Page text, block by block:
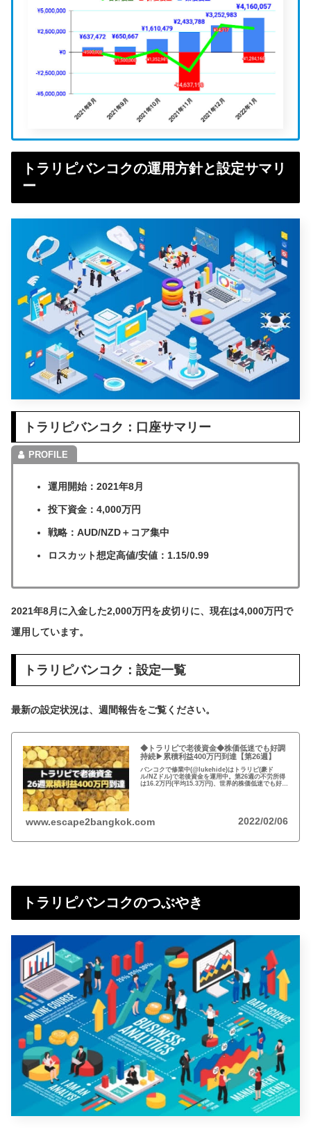
トラリピバンコクの運用方針と設定サマリ
ー
トラリピバンコク：口座サマリー
運用開始：2021年8月
投下資金：4,000万円
戦略：AUD/NZD＋コア集中
ロスカット想定高値/安値：1.15/0.99
2021年8月に入金した2,000万円を皮切りに、現在は4,000万円で
運用しています。
トラリピバンコク：設定一覧
最新の設定状況は、週間報告をご覧ください。
◆トラリピで老後資金◆株価低迷でも好調
持続▶︎累積利益400万円到達【第26週】
バンコクで修業中(@lukehide)はトラリピ(豪ド
ル/NZドル)で老後資金を運用中。第26週の不労所得
は16.2万円(平均15.3万円)、世界的株価低迷でも好
www.escape2bangkok.com 2022/02/06
トラリピバンコクのつぶやき